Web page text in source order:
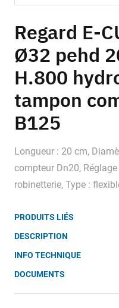
to
the
beginning
of
the
gallery
Regard E-
Ø32 pehd
H.800
tampon
B125
Longueur : 20 cm,
compteur Dn20,
robinetterie, Type :
PRODUITS LIÉS
DESCRIPTION
INFO TECHNIQUE
DOCUMENTS